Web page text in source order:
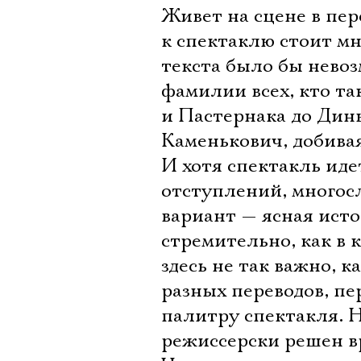
Живет на сцене в
к спектаклю стоит
текста было бы
фамилии всех, кто
и Пастернака до
Каменькович,
И хотя спектакль
отступлений,
вариант — ясная
стремительно, как в
здесь не так важно,
разных переводов,
палитру спектакля.
режиссерски решен